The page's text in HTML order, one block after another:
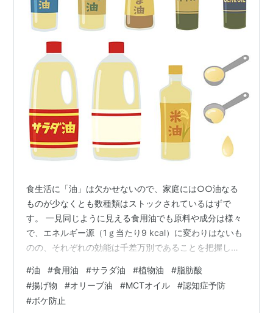
食生活に「油」は欠かせないので、家庭には○○油なる
ものが少なくとも数種類はストックされているはずで
す。 一見同じように見える食用油でも原料や成分は様々
で、エネルギー源（1ｇ当たり9 kcal）に変わりはないも
のの、それぞれの効能は千差万別であることを把握して
「油」次第…！「サラダ油」と「時間が経っている揚げ
物」を避けたほうがいいワケ”(*)というタイトルの記事を
目にしました。 当該ブログでも、「油」に関して数報を
#油 #食用油 #サラダ油 #植物油 #脂肪酸
#揚げ物 #オリーブ油 #MCTオイル #認知症予防
#ボケ防止